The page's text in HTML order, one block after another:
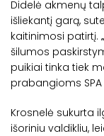
Didelė akmenų
išliekantį garą,
kaitinimosi patirtį.
šilumos
puikiai tinka tiek
prabangioms
Krosnelė sukurta
išoriniu valdikliu,